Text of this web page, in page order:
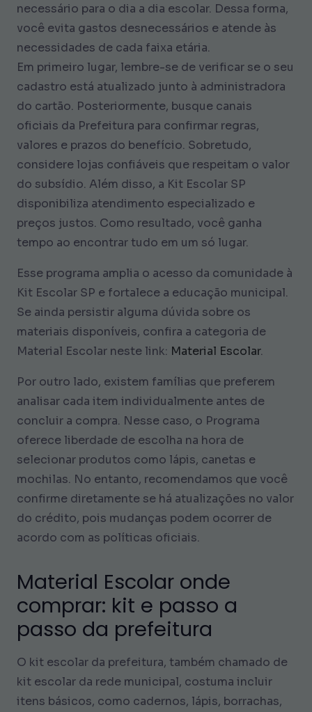
necessário para o dia a dia escolar. Dessa forma,
você evita gastos desnecessários e atende às
necessidades de cada faixa etária.
Em primeiro lugar, lembre-se de verificar se o seu
cadastro está atualizado junto à administradora
do cartão. Posteriormente, busque canais
oficiais da Prefeitura para confirmar regras,
valores e prazos do benefício. Sobretudo,
considere lojas confiáveis que respeitam o valor
do subsídio. Além disso, a Kit Escolar SP
disponibiliza atendimento especializado e
preços justos. Como resultado, você ganha
tempo ao encontrar tudo em um só lugar.
Esse programa amplia o acesso da comunidade à
Kit Escolar SP e fortalece a educação municipal.
Se ainda persistir alguma dúvida sobre os
materiais disponíveis, confira a categoria de
Material Escolar neste link: Material Escolar.
Por outro lado, existem famílias que preferem
analisar cada item individualmente antes de
concluir a compra. Nesse caso, o Programa
oferece liberdade de escolha na hora de
selecionar produtos como lápis, canetas e
mochilas. No entanto, recomendamos que você
confirme diretamente se há atualizações no valor
do crédito, pois mudanças podem ocorrer de
acordo com as políticas oficiais.
Material Escolar onde
comprar: kit e passo a
passo da prefeitura
O kit escolar da prefeitura, também chamado de
kit escolar da rede municipal, costuma incluir
itens básicos, como cadernos, lápis, borrachas,